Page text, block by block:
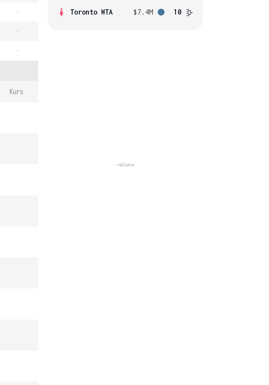
-
-
-
Kurs
Toronto WTA
$7.4M 10